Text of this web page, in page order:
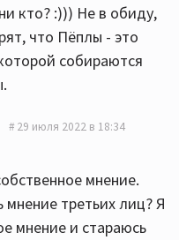
кто? :))) Не в обиду,
что Пёплы - это
собираются
29 июля 2022 в 18:34
мнение.
третьих лиц? Я
мнение и стараюсь